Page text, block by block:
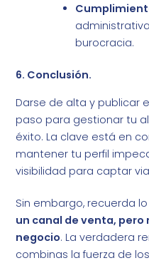
burocracia.
6. Conclusión.
Darse de alta y publicar
paso para gestionar tu
éxito. La clave está en
mantener tu perfil
visibilidad para captar
Sin embargo, recuerda
un canal de venta, pero
negocio. La verdadera
combinas la fuerza de